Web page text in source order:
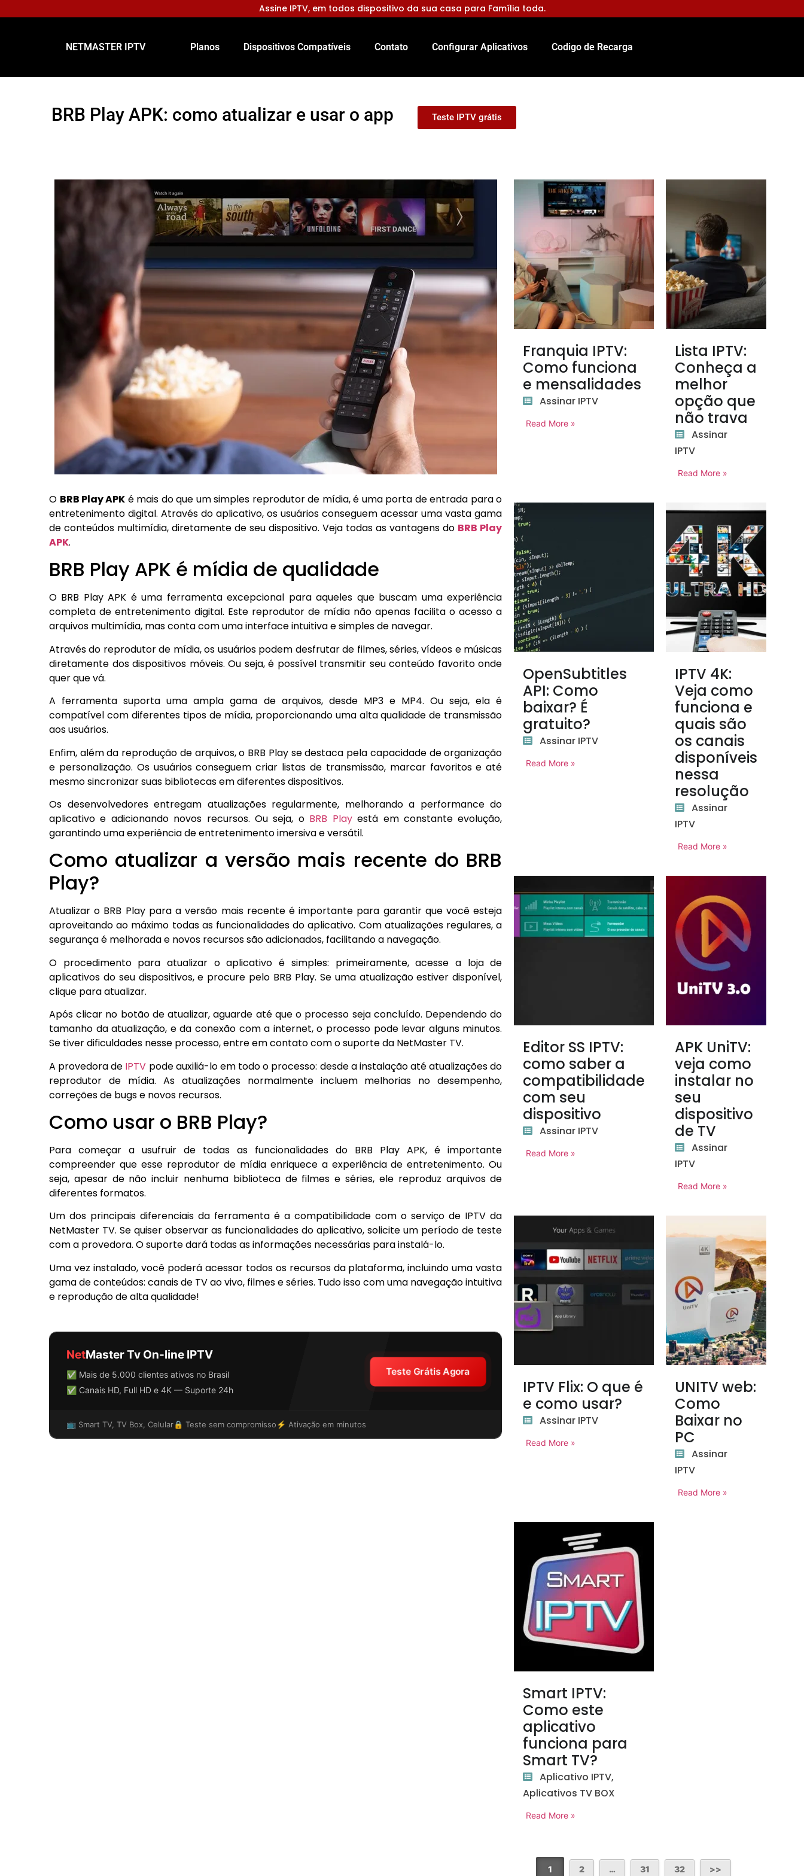
Assine IPTV, em todos dispositivo da sua casa para Família toda.
NETMASTER IPTV Planos Dispositivos Compatíveis Contato Configurar Aplicativos Codigo de Recarga
BRB Play APK: como atualizar e usar o app Teste IPTV grátis
O BRB Play APK é mais do que um simples reprodutor de mídia, é uma porta de entrada para o
entretenimento digital. Através do aplicativo, os usuários conseguem acessar uma vasta gama
de conteúdos multimídia, diretamente de seu dispositivo. Veja todas as vantagens do BRB Play
APK.
BRB Play APK é mídia de qualidade
O BRB Play APK é uma ferramenta excepcional para aqueles que buscam uma experiência
completa de entretenimento digital. Este reprodutor de mídia não apenas facilita o acesso a
arquivos multimídia, mas conta com uma interface intuitiva e simples de navegar.
Através do reprodutor de mídia, os usuários podem desfrutar de filmes, séries, vídeos e músicas
diretamente dos dispositivos móveis. Ou seja, é possível transmitir seu conteúdo favorito onde
quer que vá.
A ferramenta suporta uma ampla gama de arquivos, desde MP3 e MP4. Ou seja, ela é
compatível com diferentes tipos de mídia, proporcionando uma alta qualidade de transmissão
aos usuários.
Enfim, além da reprodução de arquivos, o BRB Play se destaca pela capacidade de organização
e personalização. Os usuários conseguem criar listas de transmissão, marcar favoritos e até
mesmo sincronizar suas bibliotecas em diferentes dispositivos.
Os desenvolvedores entregam atualizações regularmente, melhorando a performance do
aplicativo e adicionando novos recursos. Ou seja, o BRB Playestá em constante evolução,
garantindo uma experiência de entretenimento imersiva e versátil.
Como atualizar a versão mais recente do BRB
Play?
Atualizar o BRB Play para a versão mais recente é importante para garantir que você esteja
aproveitando ao máximo todas as funcionalidades do aplicativo. Com atualizações regulares, a
segurança é melhorada e novos recursos são adicionados, facilitando a navegação.
O procedimento para atualizar o aplicativo é simples: primeiramente, acesse a loja de
aplicativos do seu dispositivos, e procure pelo BRB Play. Se uma atualização estiver disponível,
clique para atualizar.
Após clicar no botão de atualizar, aguarde até que o processo seja concluído. Dependendo do
tamanho da atualização, e da conexão com a internet, o processo pode levar alguns minutos.
Se tiver dificuldades nesse processo, entre em contato com o suporte da NetMaster TV.
A provedora de IPTV pode auxiliá-lo em todo o processo: desde a instalação até atualizações do
reprodutor de mídia. As atualizações normalmente incluem melhorias no desempenho,
correções de bugs e novos recursos.
Como usar o BRB Play?
Para começar a usufruir de todas as funcionalidades do BRB Play APK, é importante
compreender que esse reprodutor de mídia enriquece a experiência de entretenimento. Ou
seja, apesar de não incluir nenhuma biblioteca de filmes e séries, ele reproduz arquivos de
diferentes formatos.
Um dos principais diferenciais da ferramenta é a compatibilidade com o serviço de IPTV da
NetMaster TV. Se quiser observar as funcionalidades do aplicativo, solicite um período de teste
com a provedora. O suporte dará todas as informações necessárias para instalá-lo.
Uma vez instalado, você poderá acessar todos os recursos da plataforma, incluindo uma vasta
gama de conteúdos: canais de TV ao vivo, filmes e séries. Tudo isso com uma navegação intuitiva
e reprodução de alta qualidade!
NetMaster Tv On-line IPTV
✅ Mais de 5.000 clientes ativos no Brasil
✅ Canais HD, Full HD e 4K — Suporte 24h
Teste Grátis Agora
📺 Smart TV, TV Box, Celular🔒 Teste sem compromisso⚡ Ativação em minutos
Franquia IPTV:
Como funciona
e mensalidades
Assinar IPTV
Read More »
Lista IPTV:
Conheça a
melhor
opção que
não trava
Assinar
IPTV
Read More »
OpenSubtitles
API: Como
baixar? É
gratuito?
Assinar IPTV
Read More »
IPTV 4K:
Veja como
funciona e
quais são
os canais
disponíveis
nessa
resolução
Assinar
IPTV
Read More »
Editor SS IPTV:
como saber a
compatibilidade
com seu
dispositivo
Assinar IPTV
Read More »
APK UniTV:
veja como
instalar no
seu
dispositivo
de TV
Assinar
IPTV
Read More »
IPTV Flix: O que é
e como usar?
Assinar IPTV
Read More »
UNITV web:
Como
Baixar no
PC
Assinar
IPTV
Read More »
Smart IPTV:
Como este
aplicativo
funciona para
Smart TV?
Aplicativo IPTV,
Aplicativos TV BOX
Read More »
1 2 … 31 32